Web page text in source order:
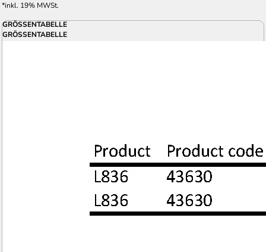
*inkl. 19% MWSt.
GRÖSSENTABELLE
GRÖSSENTABELLE